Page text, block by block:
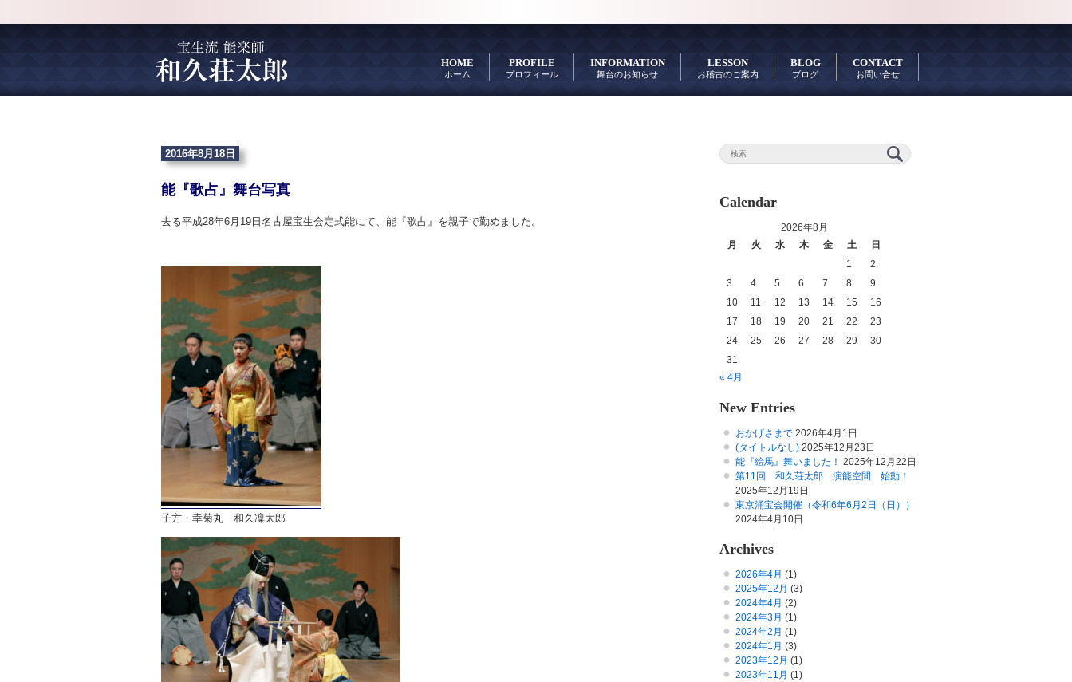
HOME
ホーム
PROFILE
プロフィール
INFORMATION
舞台のお知らせ
LESSON
お稽古のご案内
BLOG
ブログ
CONTACT
お問い合せ
2016年8月18日
能『歌占』舞台写真
去る平成28年6月19日名古屋宝生会定式能にて、能『歌占』を親子で勤めました。
子方・幸菊丸 和久凜太郎
Calendar
2026年8月
月
火 水 木 金 土
日
1
2
3
4 5 6 7 8
9
10
11 12 13 14 15
16
17
18 19 20 21 22
23
24
25 26 27 28 29
30
31
« 4月
New Entries
おかげさまで 2026年4月1日
(タイトルなし) 2025年12月23日
能『絵馬』舞いました！ 2025年12月22日
第11回 和久荘太郎 演能空間 始動！
2025年12月19日
東京涌宝会開催（令和6年6月2日（日））
2024年4月10日
Archives
2026年4月 (1)
2025年12月 (3)
2024年4月 (2)
2024年3月 (1)
2024年2月 (1)
2024年1月 (3)
2023年12月 (1)
2023年11月 (1)